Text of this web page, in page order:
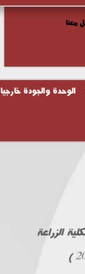
معنا
الوحدة والجودة خارجيا
الزراعة